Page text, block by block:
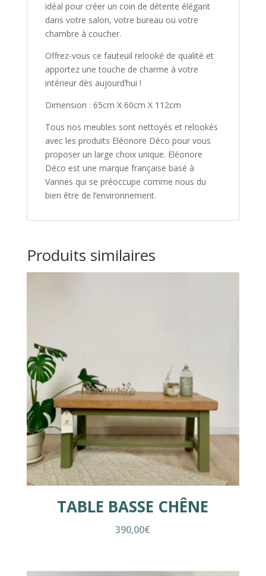
idéal pour créer un coin de détente élégant
dans votre salon, votre bureau ou votre
chambre à coucher.
Offrez-vous ce fauteuil relooké de qualité et
apportez une touche de charme à votre
intérieur dès aujourd’hui !
Dimension : 65cm X 60cm X 112cm
Tous nos meubles sont nettoyés et relookés
avec les produits Eléonore Déco pour vous
proposer un large choix unique. Eléonore
Déco est une marque française basé à
Vannes qui se préoccupe comme nous du
bien être de l’environnement.
Produits similaires
TABLE BASSE CHÊNE
390,00€